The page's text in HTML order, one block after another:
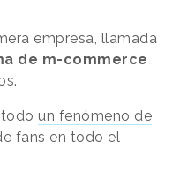
empresa, llamada
de m-commerce
un fenómeno de
fans en todo el